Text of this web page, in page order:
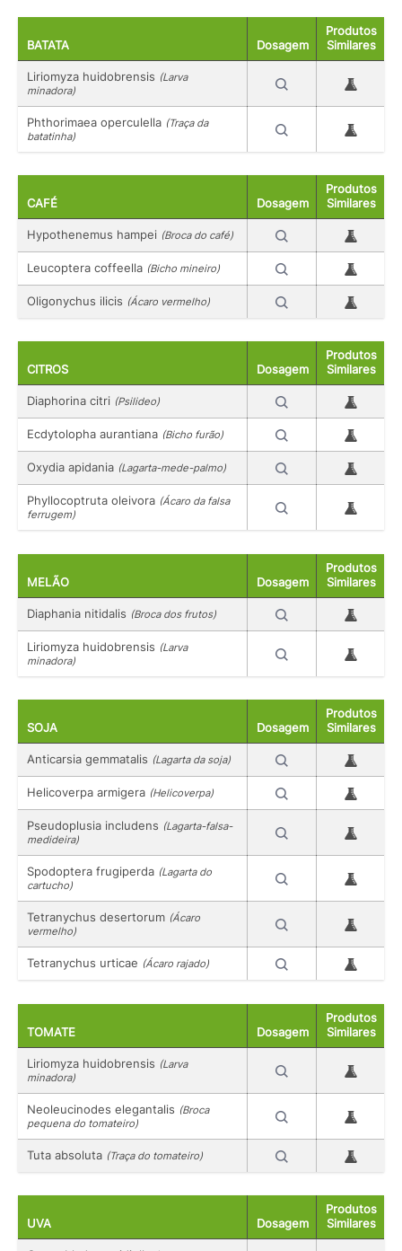
BATATA Dosagem
Produtos
Similares
Liriomyza huidobrensis (Larva
minadora)
Phthorimaea operculella (Traça da
batatinha)
CAFÉ Dosagem
Produtos
Similares
Hypothenemus hampei (Broca do café)
Leucoptera coffeella (Bicho mineiro)
Oligonychus ilicis (Ácaro vermelho)
CITROS Dosagem
Produtos
Similares
Diaphorina citri (Psilideo)
Ecdytolopha aurantiana (Bicho furão)
Oxydia apidania (Lagarta-mede-palmo)
Phyllocoptruta oleivora (Ácaro da falsa
ferrugem)
MELÃO Dosagem
Produtos
Similares
Diaphania nitidalis (Broca dos frutos)
Liriomyza huidobrensis (Larva
minadora)
SOJA Dosagem
Produtos
Similares
Anticarsia gemmatalis (Lagarta da soja)
Helicoverpa armigera (Helicoverpa)
Pseudoplusia includens (Lagarta-falsa-
medideira)
Spodoptera frugiperda (Lagarta do
cartucho)
Tetranychus desertorum (Ácaro
vermelho)
Tetranychus urticae (Ácaro rajado)
TOMATE Dosagem
Produtos
Similares
Liriomyza huidobrensis (Larva
minadora)
Neoleucinodes elegantalis (Broca
pequena do tomateiro)
Tuta absoluta (Traça do tomateiro)
UVA Dosagem
Produtos
Similares